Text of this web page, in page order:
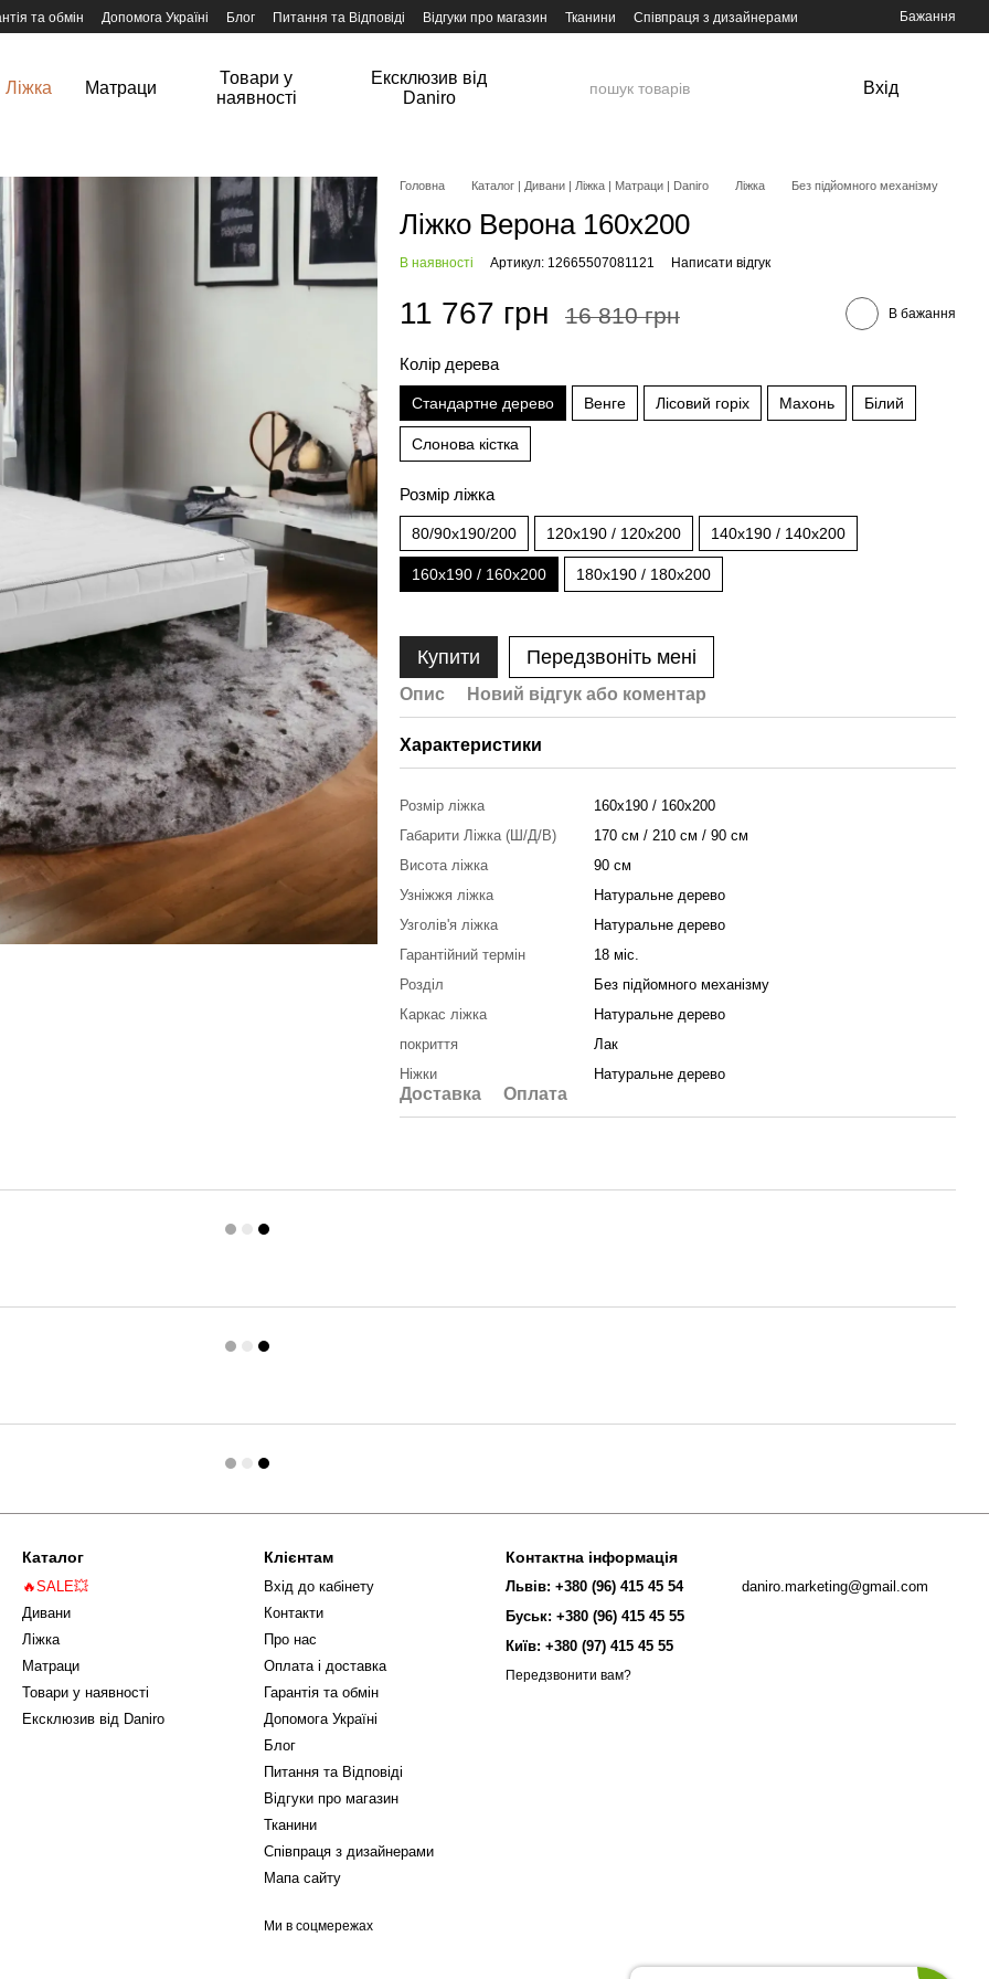
та обмін Допомога Україні Блог Питання та Відповіді Відгуки про магазин Тканини Співпраця з дизайнерами Бажання
Ліжка Матраци
Товари у
наявності
Ексклюзив від
Daniro
Вхід
Головна Каталог | Дивани | Ліжка | Матраци | Daniro Ліжка Без підйомного механізму
Ліжко Верона 160х200
В наявності Артикул: 12665507081121 Написати відгук
11 767 грн 16 810 грн В бажання
Колір дерева
Стандартне дерево Венге Лісовий горіх Махонь Білий
Слонова кістка
Розмір ліжка
80/90x190/200 120x190 / 120x200 140x190 / 140x200
160x190 / 160x200 180x190 / 180x200
Купити Передзвоніть мені
Опис Новий відгук або коментар
Характеристики
Розмір ліжка
160x190 / 160x200
Габарити Ліжка (Ш/Д/В)
170 см / 210 см / 90 см
Висота ліжка
90 см
Узніжжя ліжка
Натуральне дерево
Узголів'я ліжка
Натуральне дерево
Гарантійний термін
18 міс.
Розділ
Без підйомного механізму
Каркас ліжка
Натуральне дерево
покриття
Лак
Ніжки
Натуральне дерево
Доставка Оплата
Каталог
🔥SALE💥
Дивани
Ліжка
Матраци
Товари у наявності
Ексклюзив від Daniro
Клієнтам
Вхід до кабінету
Контакти
Про нас
Оплата і доставка
Гарантія та обмін
Допомога Україні
Блог
Питання та Відповіді
Відгуки про магазин
Тканини
Співпраця з дизайнерами
Мапа сайту
Ми в соцмережах
Контактна інформація
Львів: +380 (96) 415 45 54
Буськ: +380 (96) 415 45 55
Київ: +380 (97) 415 45 55
Передзвонити вам?
daniro.marketing@gmail.com